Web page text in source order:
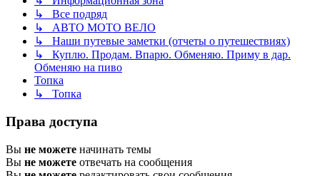
↳ Все подряд
↳ АВТО МОТО ВЕЛО
↳ Наши путевые заметки (отчеты о путешествиях)
↳ Куплю. Продам. Впарю. Обменяю. Приму в дар.
Обменяю на пиво
Топка
↳ Топка
Права доступа
Вы не можете начинать темы
Вы не можете отвечать на сообщения